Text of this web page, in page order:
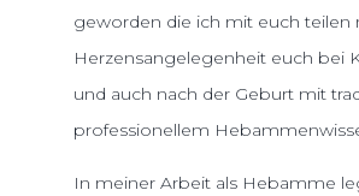
geworden die ich mit euch teilen
Herzensangelegenheit euch bei
und auch nach der Geburt mit
professionellem
In meiner Arbeit als Hebamme